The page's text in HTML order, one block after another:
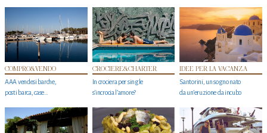
COMPRO&VENDO
AAA vendesi barche,
posti barca, case…
CROCIERE&CHARTER
In crociera per single
s'incrocia l’amore?
IDEE PER LA VACANZA
Santorini, un sogno nato
da un’eruzione da incubo